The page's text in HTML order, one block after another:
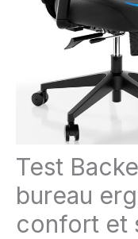
Test
bureau
confort et